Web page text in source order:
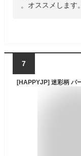
。オススメします。
7